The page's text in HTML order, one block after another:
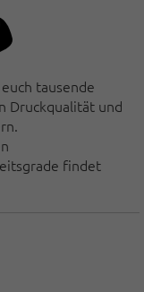
tausende
Druckqualität und
findet